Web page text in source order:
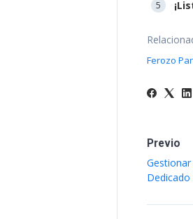
Ferozo
Previo
Dedicado